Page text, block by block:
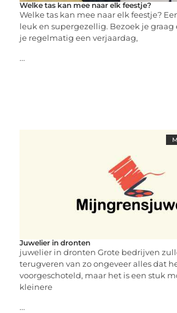
Welke tas kan mee naar elk feestje?
Welke tas kan mee naar elk feestje?
leuk en supergezellig. Bezoek je graag
je regelmatig een verjaardag,
...
Juwelier in dronten
juwelier in dronten Grote bedrijven
terugveren van zo ongeveer alles dat
voorgeschoteld, maar het is een stuk
kleinere
...